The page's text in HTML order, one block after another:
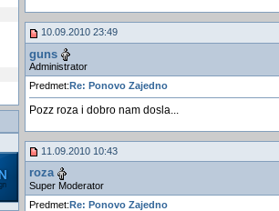
10.09.2010 23:49
guns
Administrator
Predmet:Re: Ponovo Zajedno
Pozz roza i dobro nam dosla...
11.09.2010 10:43
roza
Super Moderator
Predmet:Re: Ponovo Zajedno